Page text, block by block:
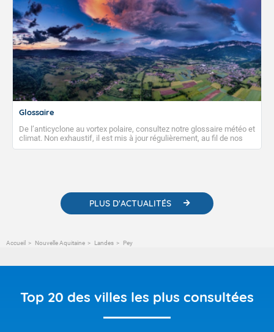
Glossaire
De l’anticyclone au vortex polaire, consultez notre glossaire météo et
climat. Non exhaustif, il est mis à jour régulièrement, au fil de nos
publications. Vous y trouverez également des liens utiles vers nos
PLUS D'ACTUALITÉS
Accueil Nouvelle Aquitaine Landes Pey
Top 20 des villes les plus consultées